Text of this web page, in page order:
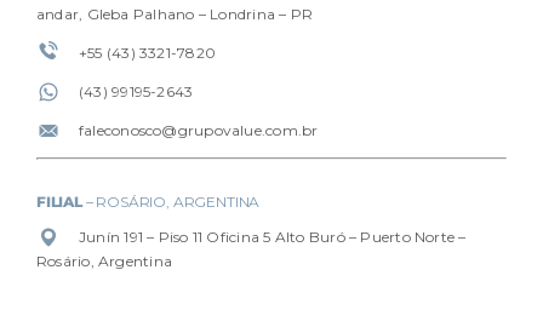
andar, Gleba Palhano – Londrina – PR
+55 (43) 3321-7820
(43) 99195-2643
faleconosco@grupovalue.com.br
FILIAL– ROSÁRIO, ARGENTINA
Junín 191 – Piso 11 Oficina 5 Alto Buró – Puerto Norte –
Rosário, Argentina